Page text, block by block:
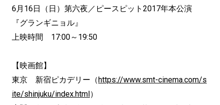
6月16日（日）第六夜／ピースピット2017年本公演
『グランギニョル』
上映時間 17:00～19:50
【映画館】
東京 新宿ピカデリー（https://www.smt-cinema.com/s
ite/shinjuku/index.html）